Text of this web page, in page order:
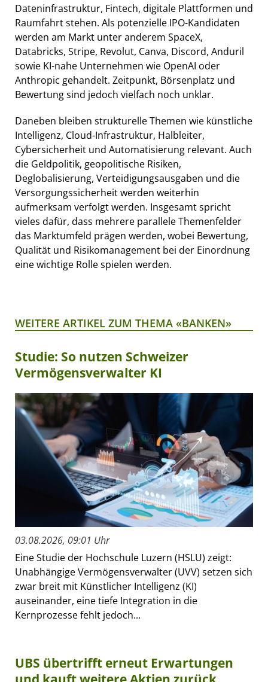
Dateninfrastruktur, Fintech, digitale Plattformen und
Raumfahrt stehen. Als potenzielle IPO-Kandidaten
werden am Markt unter anderem SpaceX,
Databricks, Stripe, Revolut, Canva, Discord, Anduril
sowie KI-nahe Unternehmen wie OpenAI oder
Anthropic gehandelt. Zeitpunkt, Börsenplatz und
Bewertung sind jedoch vielfach noch unklar.
Daneben bleiben strukturelle Themen wie künstliche
Intelligenz, Cloud-Infrastruktur, Halbleiter,
Cybersicherheit und Automatisierung relevant. Auch
die Geldpolitik, geopolitische Risiken,
Deglobalisierung, Verteidigungsausgaben und die
Versorgungssicherheit werden weiterhin
aufmerksam verfolgt werden. Insgesamt spricht
vieles dafür, dass mehrere parallele Themenfelder
das Marktumfeld prägen werden, wobei Bewertung,
Qualität und Risikomanagement bei der Einordnung
eine wichtige Rolle spielen werden.
WEITERE ARTIKEL ZUM THEMA «BANKEN»
Studie: So nutzen Schweizer
Vermögensverwalter KI
03.08.2026, 09:01 Uhr
Eine Studie der Hochschule Luzern (HSLU) zeigt:
Unabhängige Vermögensverwalter (UVV) setzen sich
zwar breit mit Künstlicher Intelligenz (KI)
auseinander, eine tiefe Integration in die
Kernprozesse fehlt jedoch...
UBS übertrifft erneut Erwartungen